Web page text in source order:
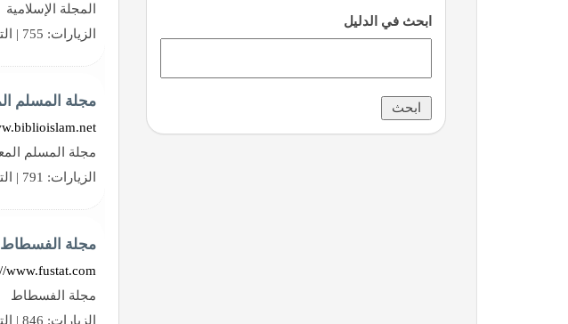
المجلة الإسلامية
الزيارات: 755 | التقييم: 0 | المقيّمين: 0 | الدولة:
مجلة المسلم
مجلة المسلم
الزيارات: 791 | التقييم: 0 | المقيّمين: 0 | الدولة:
مجلة الفسطاط
www.fustat.com
مجلة الفسطاط
الزيارات: 846 | التقييم: 0 | المقيّمين: 0 | الدولة:
ابحث في الدليل